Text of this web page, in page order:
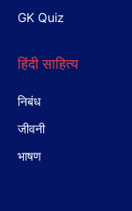
GK Quiz
हिंदी साहित्य
निबंध
जीवनी
भाषण